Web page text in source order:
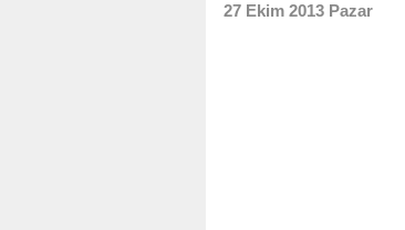
27 Ekim 2013 Pazar